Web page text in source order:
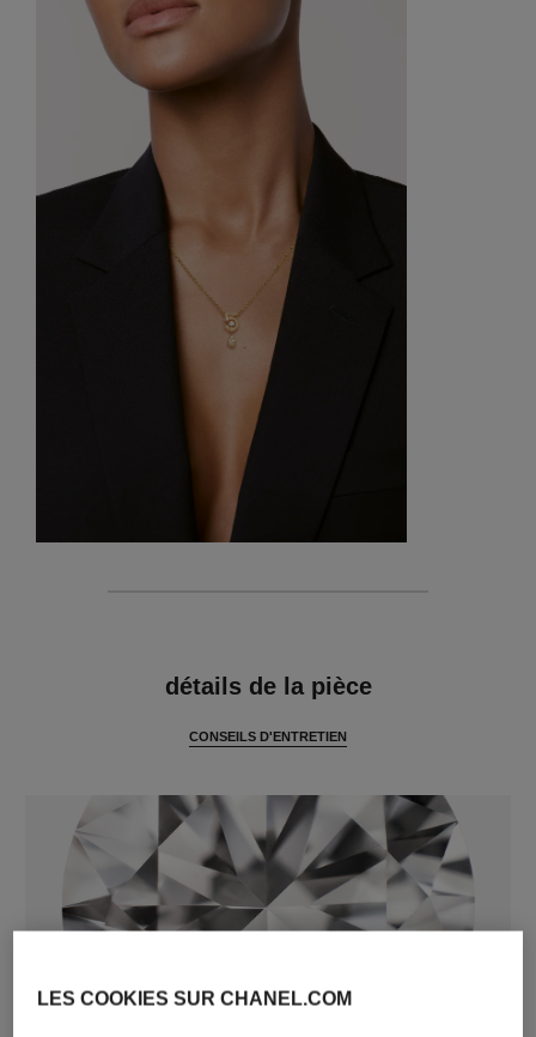
détails de la pièce
CONSEILS D'ENTRETIEN
LES COOKIES SUR CHANEL.COM